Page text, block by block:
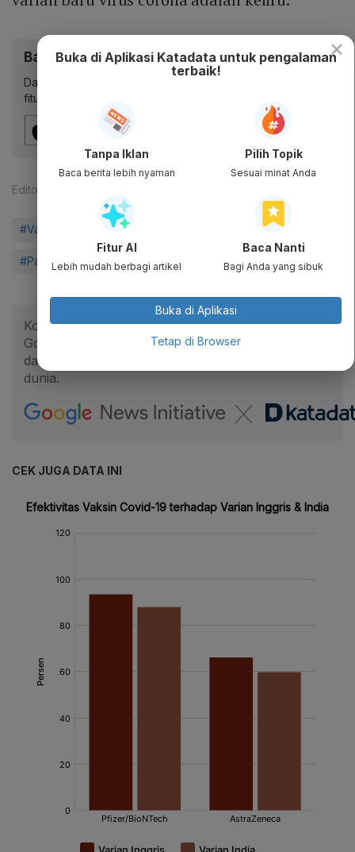
Baca artikel ini lewat aplikasi mobile.
Dapatkan pengalaman membaca lebih nyaman dan nikmati
fitur menarik lainnya lewat aplikasi mobile Katadata.
Editor:
#Vaksin Virus Corona #Covid-19
#Pandemi Corona #Infografik
Konten cek fakta ini kerja sama Katadata dengan
Google News Initiative untuk memerangi hoaks
dan misinformasi vaksinasi Covid-19 di seluruh
dunia.
CEK JUGA DATA INI
×
Buka di Aplikasi Katadata untuk pengalaman
terbaik!
Tanpa Iklan
Baca berita lebih nyaman
Pilih Topik
Sesuai minat Anda
Fitur AI
Lebih mudah berbagi artikel
Baca Nanti
Bagi Anda yang sibuk
Buka di Aplikasi
Tetap di Browser